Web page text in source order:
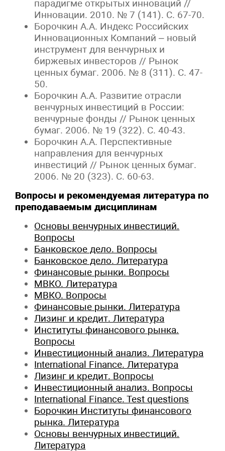
парадигме открытых инноваций //
Инновации. 2010. № 7 (141). С. 67-70.
Борочкин А.А. Индекс Российских
Инновационных Компаний – новый
инструмент для венчурных и
биржевых инвесторов // Рынок
ценных бумаг. 2006. № 8 (311). С. 47-
50.
Борочкин А.А. Развитие отрасли
венчурных инвестиций в России:
венчурные фонды // Рынок ценных
бумаг. 2006. № 19 (322). С. 40-43.
Борочкин А.А. Перспективные
направления для венчурных
инвестиций // Рынок ценных бумаг.
2006. № 20 (323). С. 60-63.
Вопросы и рекомендуемая литература по
преподаваемым дисциплинам
Основы венчурных инвестиций.
Вопросы
Банковское дело. Вопросы
Банковское дело. Литература
Финансовые рынки. Вопросы
МВКО. Литература
МВКО. Вопросы
Финансовые рынки. Литература
Лизинг и кредит. Литература
Институты финансового рынка.
Вопросы
Инвестиционный анализ. Литература
International Finance. Литература
Лизинг и кредит. Вопросы
Инвестиционный анализ. Вопросы
International Finance. Test questions
Борочкин Институты финансового
рынка. Литература
Основы венчурных инвестиций.
Литература